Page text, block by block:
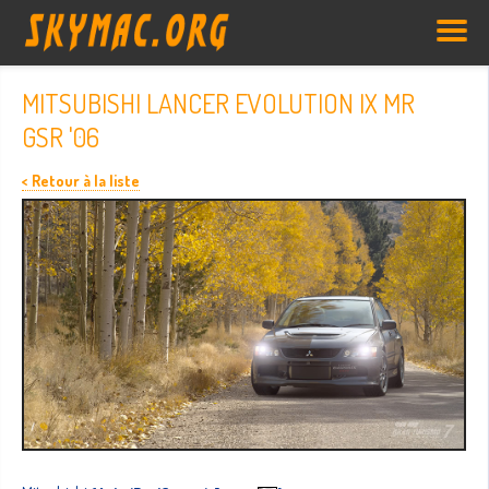
MITSUBISHI LANCER EVOLUTION IX MR
GSR '06
< Retour à la liste